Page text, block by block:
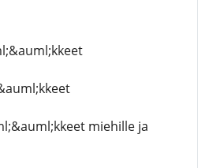
miehille ja